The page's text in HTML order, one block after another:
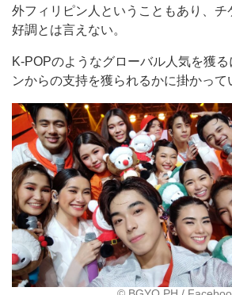
外フィリピン人ということもあり、チ
好調とは言えない。
K-POPのようなグローバル人気を獲
ンからの支持を獲られるかに掛かって